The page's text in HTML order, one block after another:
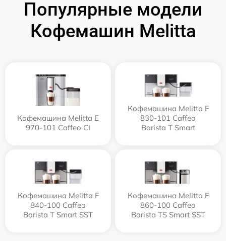
Популярные модели
Кофемашин Melitta
Кофемашина Melitta Е
970-101 Caffeo CI
Кофемашина Melitta F
830-101 Caffeo
Barista T Smart
Кофемашина Melitta F
840-100 Caffeo
Barista T Smart SST
Кофемашина Melitta F
860-100 Caffeo
Barista TS Smart SST